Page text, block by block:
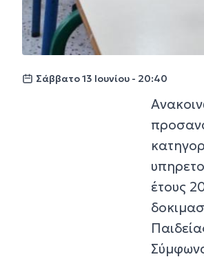
Σάββατο 13 Ιουνίου - 20:40
έτους